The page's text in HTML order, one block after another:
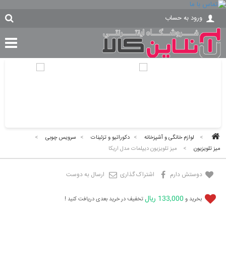
ورود به حساب
> لوازم خانگی و آشپزخانه > دکوراتیو و تزئینات > سرویس چوبی
>
میز تلویزیون
> میز تلویزیون دیپلمات مدل اریکا
دوستش دارم اشتراک گذاری ارسال به دوست
بخرید و 133,000 ریال تخفیف در خرید بعدی دریافت کنید !